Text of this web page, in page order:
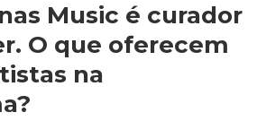
Music é curador
O que oferecem
na